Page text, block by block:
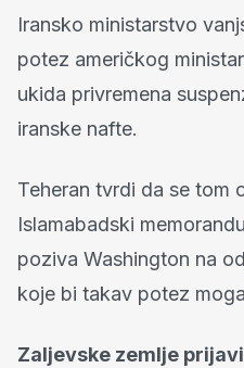
Iransko ministarstvo
potez američkog
ukida privremena
iranske nafte.
Teheran tvrdi da se tom
Islamabadski
poziva Washington na
koje bi takav potez
Zaljevske zemlje